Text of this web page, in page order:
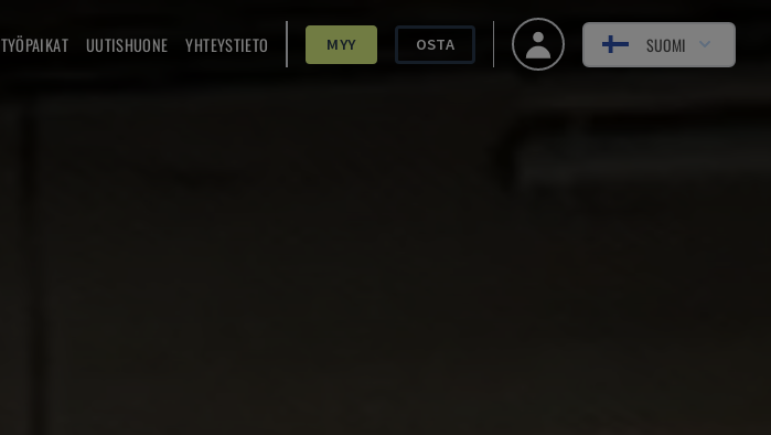
TYÖPAIKAT UUTISHUONE YHTEYSTIETO MYY OSTA SUOMI